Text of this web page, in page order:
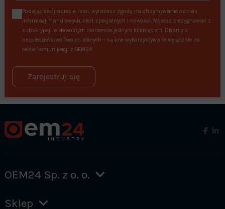
Podając swój adres e-mail, wyrażasz zgodę na otrzymywanie od nas
informacji handlowych, ofert specjalnych i nowości. Możesz zrezygnować z
subskrypcji w dowolnym momencie jednym kliknięciem. Dbamy o
bezpieczeństwo Twoich danych – są one wykorzystywane wyłącznie do
celów komunikacji z OEM24.
Zarejestruj się
OEM24 Sp. z o. o.
Sklep